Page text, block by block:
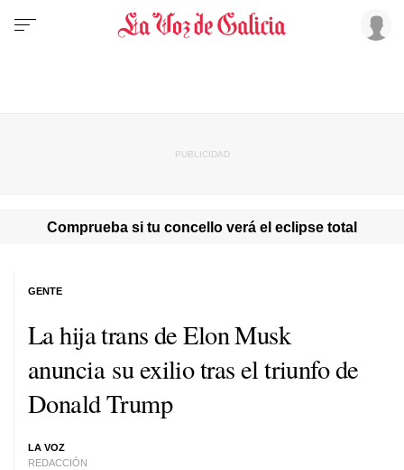
Comprueba si tu concello verá el eclipse total
La hija trans de Elon Musk
anuncia su exilio tras el triunfo de
Donald Trump
LA VOZ
REDACCIÓN
GENTE